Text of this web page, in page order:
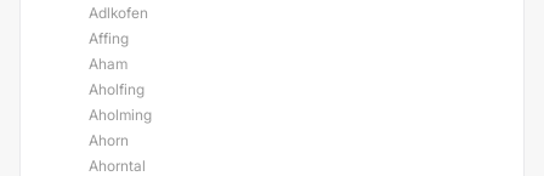
Adlkofen
Affing
Aham
Aholfing
Aholming
Ahorn
Ahorntal